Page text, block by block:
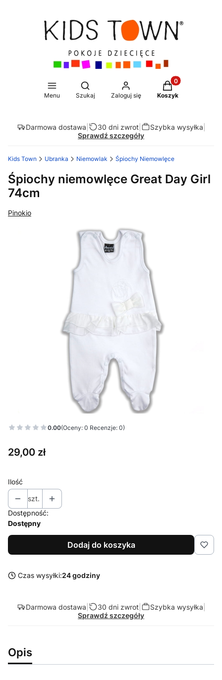
Menu
Otwórz wyszukiwarkę
Szukaj Zaloguj się
Produkty w
Koszyk
Darmowa dostawa 30 dni zwrot| Szybka wysyłka
Sprawdź szczegóły
Kids Town Ubranka Niemowlak Śpiochy Niemowlęce
Śpiochy niemowlęce Great Day Girl
74cm
Pinokio
0.00(Oceny: 0 Recenzje: 0)
Cena
29,00 zł
Ilość
szt.
Dostępność:
Dostępny
Dodaj do koszyka
Czas wysyłki:24 godziny
Darmowa dostawa 30 dni zwrot| Szybka wysyłka
Sprawdź szczegóły
Opis